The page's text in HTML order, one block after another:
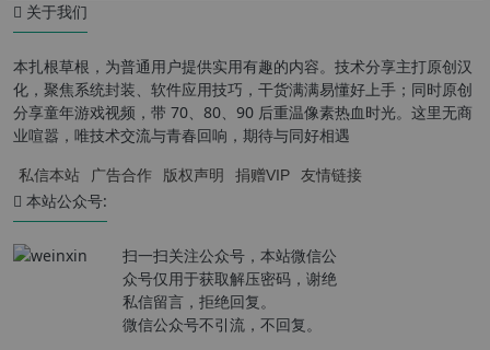
关于我们
本扎根草根，为普通用户提供实用有趣的内容。技术分享主打原创汉
化，聚焦系统封装、软件应用技巧，干货满满易懂好上手；同时原创
分享童年游戏视频，带 70、80、90 后重温像素热血时光。这里无商
业喧嚣，唯技术交流与青春回响，期待与同好相遇
私信本站 广告合作 版权声明 捐赠VIP 友情链接
本站公众号:
扫一扫关注公众号，本站微信公
众号仅用于获取解压密码，谢绝
私信留言，拒绝回复。
微信公众号不引流，不回复。